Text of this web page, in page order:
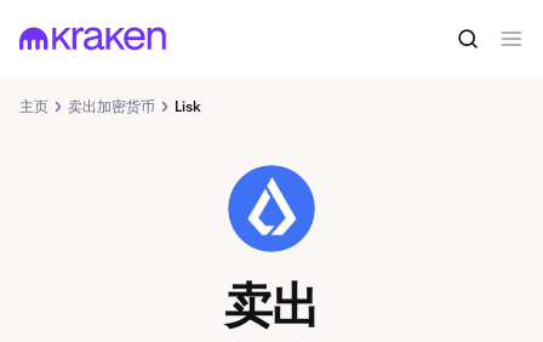
主页 卖出加密货币 Lisk
LSK
卖出